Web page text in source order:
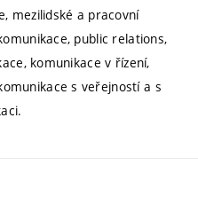
mezilidské a pracovní
public relations,
komunikace v řízení,
s veřejností a s